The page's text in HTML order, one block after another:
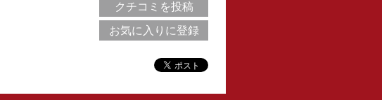
クチコミを投稿
お気に入りに登録